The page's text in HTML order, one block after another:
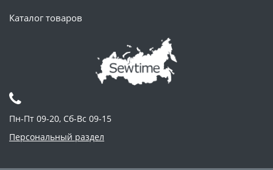
Каталог товаров
Пн-Пт 09-20, Сб-Вс 09-15
Персональный раздел